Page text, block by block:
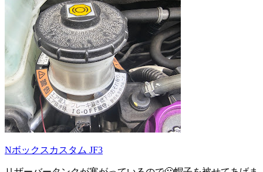
Nボックスカスタム JF3